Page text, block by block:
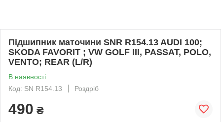
Підшипник маточини SNR R154.13 AUDI 100;
SKODA FAVORIT ; VW GOLF III, PASSAT, POLO,
VENTO; REAR (L/R)
В наявності
Код: SN R154.13
Роздріб
490 ₴